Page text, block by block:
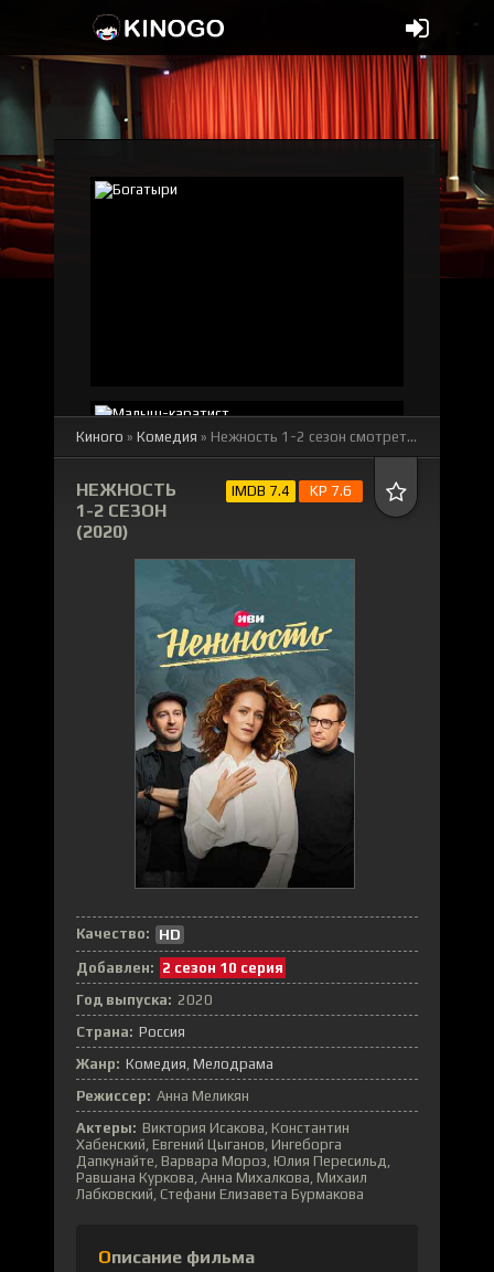
Киного » Комедия » Нежность 1-2 сезон смотреть онлайн бесплатно
НЕЖНОСТЬ
1-2 СЕЗОН
(2020)
IMDB 7.4 KP 7.6
Качество:
HD
Добавлен: 2 сезон 10 серия
Год выпуска: 2020
Страна: Россия
Жанр: Комедия Мелодрама
Режиссер: Анна Меликян
Актеры: Виктория Исакова, Константин
Хабенский, Евгений Цыганов, Ингеборга
Дапкунайте, Варвара Мороз, Юлия Пересильд,
Равшана Куркова, Анна Михалкова, Михаил
Лабковский, Стефани Елизавета Бурмакова
Описание фильма